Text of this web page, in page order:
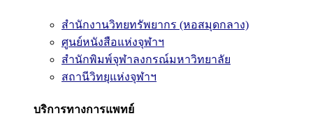
สำนักงานวิทยทรัพยากร (หอสมุดกลาง)
ศูนย์หนังสือแห่งจุฬาฯ
สำนักพิมพ์จุฬาลงกรณ์มหาวิทยาลัย
สถานีวิทยุแห่งจุฬาฯ
บริการทางการแพทย์